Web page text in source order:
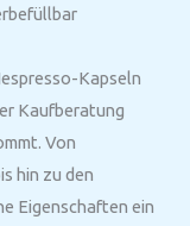
Kapseln
Kaufberatung
Von
hin zu den
Eigenschaften ein